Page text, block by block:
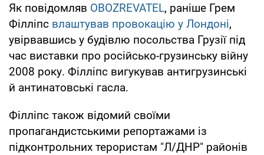
Як повідомляв OBOZREVATEL, раніше Грем
Філліпс влаштував провокацію у Лондоні,
увірвавшись у будівлю посольства Грузії під
час виставки про російсько-грузинську війну
2008 року. Філліпс вигукував антигрузинські
й антинатовські гасла.
Філліпс також відомий своїми
пропагандистськими репортажами із
підконтрольних терористам "Л/ДНР" районів